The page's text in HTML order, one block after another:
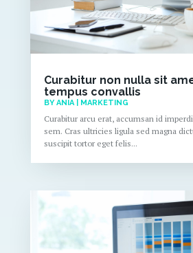
Curabitur non nulla sit
tempus convallis
BYANIA| MARKETING
Curabitur arcu erat, accumsan id
sem. Cras ultricies ligula sed magna
suscipit tortor eget felis...